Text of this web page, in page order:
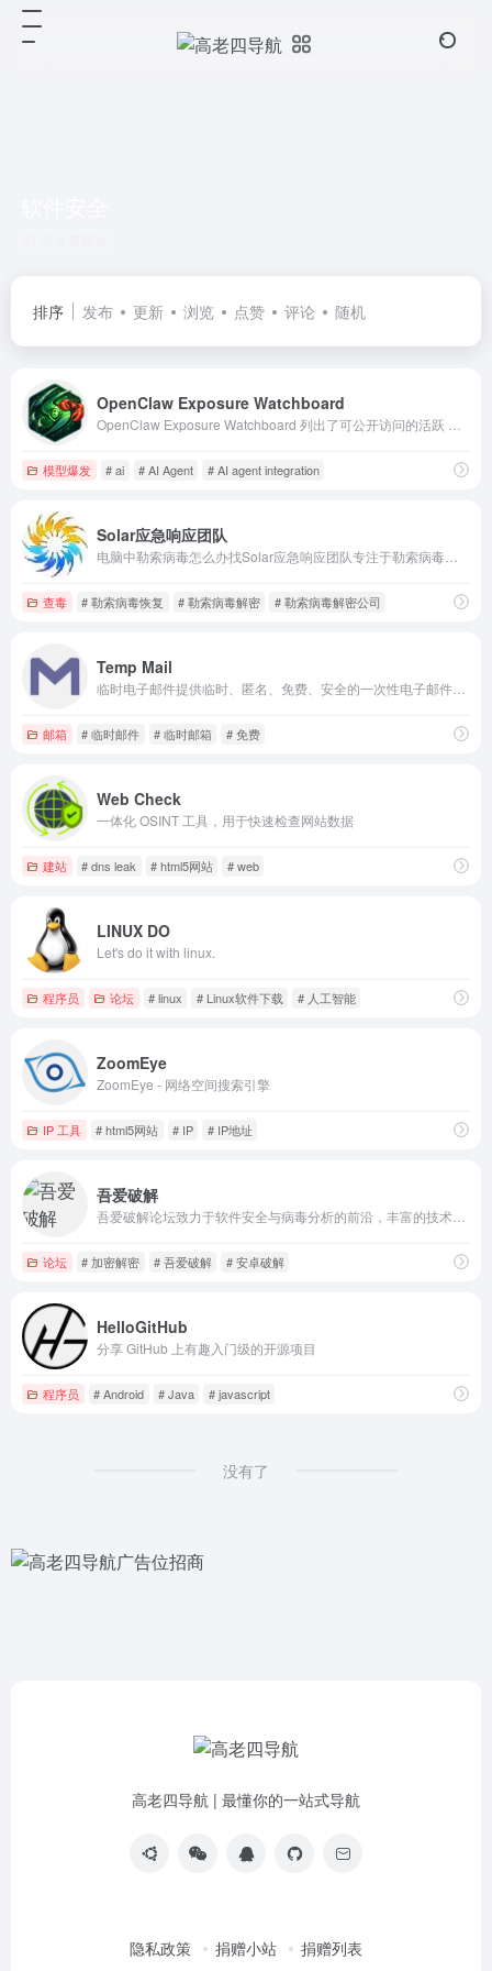
排序 发布 更新 浏览 点赞 评论 随机
OpenClaw Exposure Watchboard
模型爆发 # ai # AI Agent # AI agent integration
Solar应急响应团队
查毒 # 勒索病毒恢复 # 勒索病毒解密 # 勒索病毒解密公司
Temp Mail
邮箱 # 临时邮件 # 临时邮箱 # 免费
Web Check
一体化 OSINT 工具，用于快速检查网站数据
建站 # dns leak # html5网站 # web
LINUX DO
Let's do it with linux.
程序员 论坛 # linux # Linux软件下载 # 人工智能
ZoomEye
ZoomEye - 网络空间搜索引擎
IP 工具 # html5网站 # IP # IP地址
吾爱破解
论坛 # 加密解密 # 吾爱破解 # 安卓破解
HelloGitHub
分享 GitHub 上有趣入门级的开源项目
程序员 # Android # Java # javascript
没有了
高老四导航 | 最懂你的一站式导航
隐私政策 捐赠小站 捐赠列表